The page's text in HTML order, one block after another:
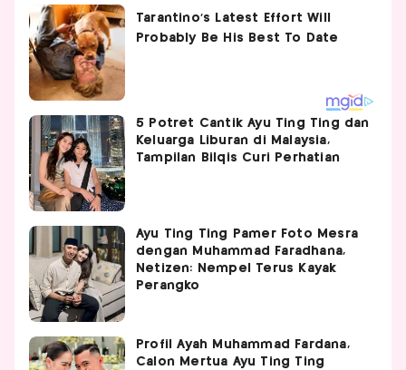
5 Potret Cantik Ayu Ting Ting dan
Keluarga Liburan di Malaysia,
Tampilan Bilqis Curi Perhatian
Ayu Ting Ting Pamer Foto Mesra
dengan Muhammad Faradhana,
Netizen: Nempel Terus Kayak
Perangko
Profil Ayah Muhammad Fardana,
Calon Mertua Ayu Ting Ting